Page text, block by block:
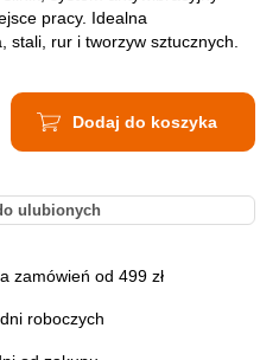
pracy. Idealna
stali, rur i tworzyw sztucznych.
Dodaj do koszyka
ulubionych
zamówień od 499 zł
roboczych